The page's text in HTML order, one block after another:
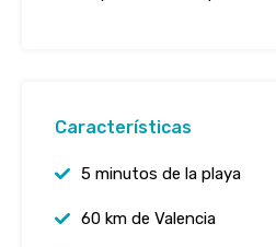
Características
5 minutos de la playa
60 km de Valencia